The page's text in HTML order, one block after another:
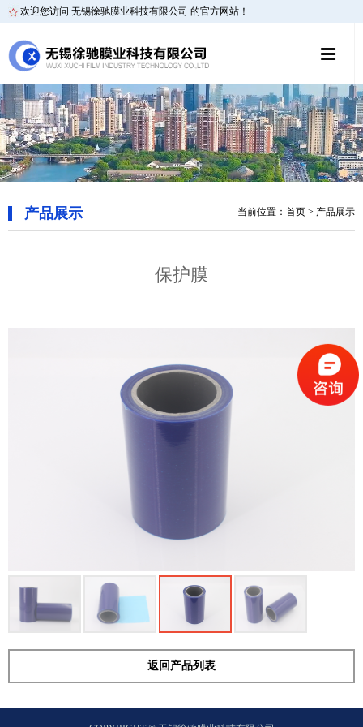
欢迎您访问 无锡徐驰膜业科技有限公司 的官方网站！
产品展示 当前位置： 首页 > 产品展示
保护膜
返回产品列表